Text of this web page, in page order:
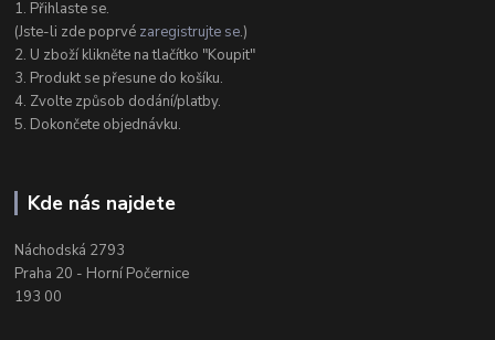
1. Přihlaste se.
(Jste-li zde poprvé zaregistrujte se.)
2. U zboží klikněte na tlačítko "Koupit"
3. Produkt se přesune do košíku.
4. Zvolte způsob dodání/platby.
5. Dokončete objednávku.
Kde nás najdete
Náchodská 2793
Praha 20 - Horní Počernice
193 00